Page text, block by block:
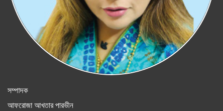
সম্পাদক
আফরোজা আখতার পারভীন